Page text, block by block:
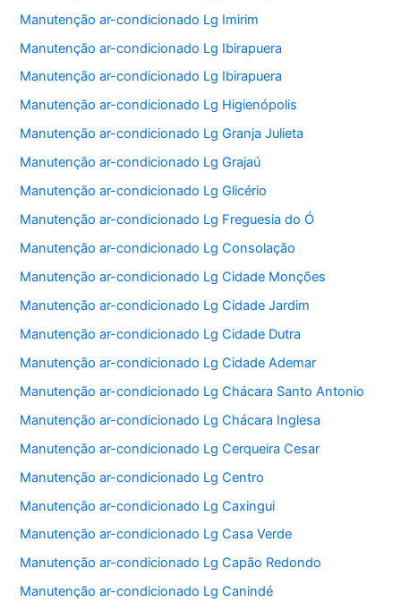
Manutenção ar-condicionado Lg Imirim
Manutenção ar-condicionado Lg Ibirapuera
Manutenção ar-condicionado Lg Ibirapuera
Manutenção ar-condicionado Lg Higienópolis
Manutenção ar-condicionado Lg Granja Julieta
Manutenção ar-condicionado Lg Grajaú
Manutenção ar-condicionado Lg Glicério
Manutenção ar-condicionado Lg Freguesia do Ó
Manutenção ar-condicionado Lg Consolação
Manutenção ar-condicionado Lg Cidade Monções
Manutenção ar-condicionado Lg Cidade Jardim
Manutenção ar-condicionado Lg Cidade Dutra
Manutenção ar-condicionado Lg Cidade Ademar
Manutenção ar-condicionado Lg Chácara Santo Antonio
Manutenção ar-condicionado Lg Chácara Inglesa
Manutenção ar-condicionado Lg Cerqueira Cesar
Manutenção ar-condicionado Lg Centro
Manutenção ar-condicionado Lg Caxingui
Manutenção ar-condicionado Lg Casa Verde
Manutenção ar-condicionado Lg Capão Redondo
Manutenção ar-condicionado Lg Canindé